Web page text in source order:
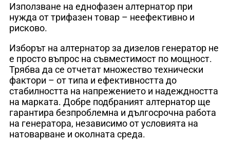
Използване на еднофазен алтернатор при
нужда от трифазен товар – неефективно и
рисково.
Изборът на алтернатор за дизелов генератор не
е просто въпрос на съвместимост по мощност.
Трябва да се отчетат множество технически
фактори – от типа и ефективността до
стабилността на напрежението и надеждността
на марката. Добре подбраният алтернатор ще
гарантира безпроблемна и дългосрочна работа
на генератора, независимо от условията на
натоварване и околната среда.